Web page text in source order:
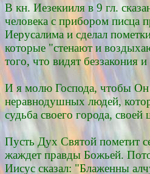
В кн. Иезекииля в 9 гл.
человека с прибором писца
Иерусалима и сделал
которые "стенают и
того, что видят беззакония
И я молю Господа, чтобы Он
неравнодушных людей,
судьба своего города, своей
Пусть Дух Святой пометит
жаждет правды Божьей.
Иисус сказал: "Блаженны